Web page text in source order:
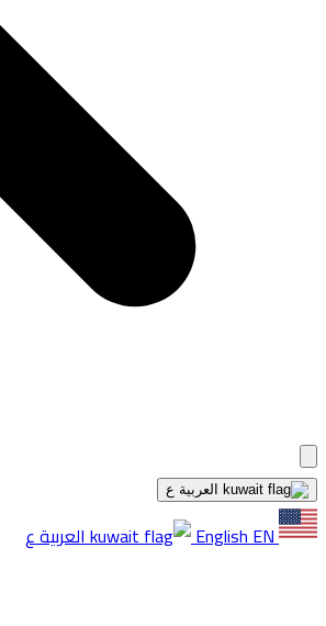
العربية ع
EnglishEN العربيةع